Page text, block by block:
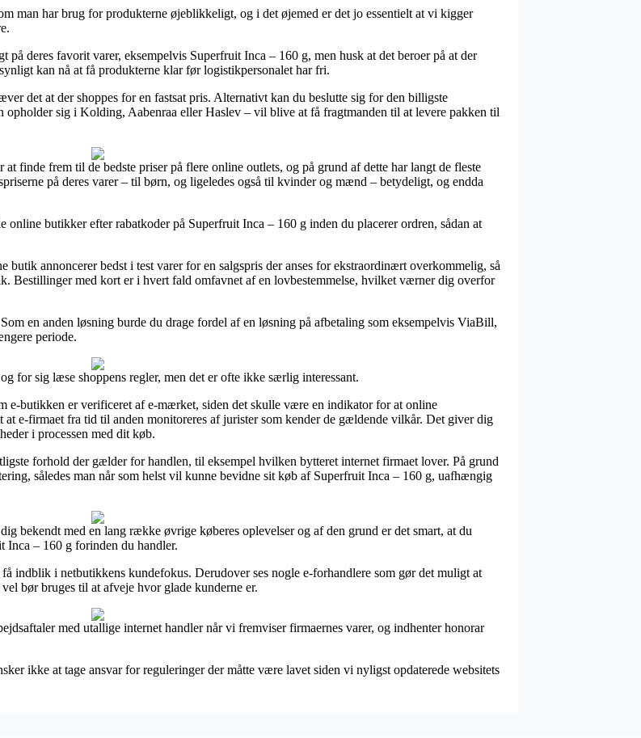
man har brug for produkterne øjeblikkeligt, og i det øjemed er det jo essentielt at vi kigger
deres favorit varer, eksempelvis Superfruit Inca – 160 g, men husk at det beroer på at der
kan nå at få produkterne klar før logistikpersonalet har fri.
det at der shoppes for en fastsat pris. Alternativt kan du beslutte sig for den billigste
sig i Kolding, Aabenraa eller Haslev – vil blive at få fragtmanden til at levere pakken til
finde frem til de bedste priser på flere online outlets, og på grund af dette har langt de fleste
på deres varer – til børn, og ligeledes også til kvinder og mænd – betydeligt, og endda
butikker efter rabatkoder på Superfruit Inca – 160 g inden du placerer ordren, sådan at
annoncerer bedst i test varer for en salgspris der anses for ekstraordinært overkommelig, så
Bestillinger med kort er i hvert fald omfavnet af en lovbestemmelse, hvilket værner dig overfor
en anden løsning burde du drage fordel af en løsning på afbetaling som eksempelvis ViaBill,
periode.
for sig læse shoppens regler, men det er ofte ikke særlig interessant.
e-butikken er verificeret af e-mærket, siden det skulle være en indikator for at online
e-firmaet fra tid til anden monitoreres af jurister som kender de gældende vilkår. Det giver dig
i processen med dit køb.
forhold der gælder for handlen, til eksempel hvilken bytteret internet firmaet lover. På grund
således man når som helst vil kunne bevidne sit køb af Superfruit Inca – 160 g, uafhængig
bekendt med en lang række øvrige køberes oplevelser og af den grund er det smart, at du
Inca – 160 g forinden du handler.
indblik i netbutikkens kundefokus. Derudover ses nogle e-forhandlere som gør det muligt at
bør bruges til at afveje hvor glade kunderne er.
med utallige internet handler når vi fremviser firmaernes varer, og indhenter honorar
ikke at tage ansvar for reguleringer der måtte være lavet siden vi nyligst opdaterede websitets